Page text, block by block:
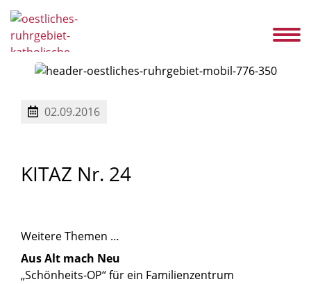
ServiceAnsprechpartner
02.09.2016
KITAZ Nr. 24
Weitere Themen …
Aus Alt mach Neu
„Schönheits-OP“ für ein Familienzentrum